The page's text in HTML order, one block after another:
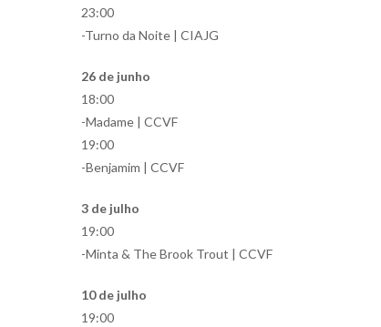
23:00
-Turno da Noite | CIAJG
26 de junho
18:00
-Madame | CCVF
19:00
-Benjamim | CCVF
3 de julho
19:00
-Minta & The Brook Trout | CCVF
10 de julho
19:00